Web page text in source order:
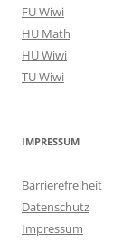
FU Wiwi
HU Math
HU Wiwi
TU Wiwi
IMPRESSUM
Barrierefreiheit
Datenschutz
Impressum